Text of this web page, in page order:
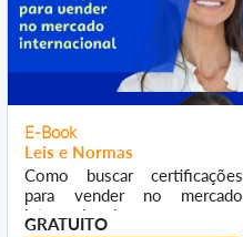
E-Book
Leis e Normas
Como buscar certificações
para vender no mercado
internacional
GRATUITO